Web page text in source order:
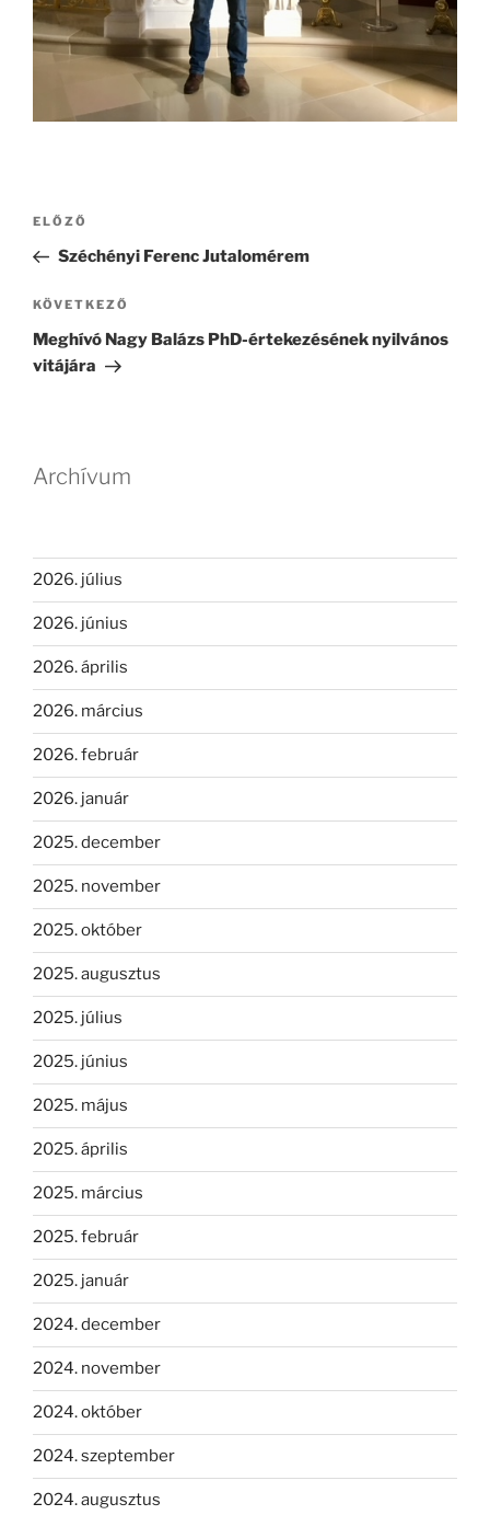
Bejegyzés
Korábbi
bejegyzés
ELŐZŐ
Széchényi Ferenc Jutalomérem
Következő
bejegyzés
KÖVETKEZŐ
Meghívó Nagy Balázs PhD-értekezésének nyilvános
vitájára
Archívum
2026. július
2026. június
2026. április
2026. március
2026. február
2026. január
2025. december
2025. november
2025. október
2025. augusztus
2025. július
2025. június
2025. május
2025. április
2025. március
2025. február
2025. január
2024. december
2024. november
2024. október
2024. szeptember
2024. augusztus